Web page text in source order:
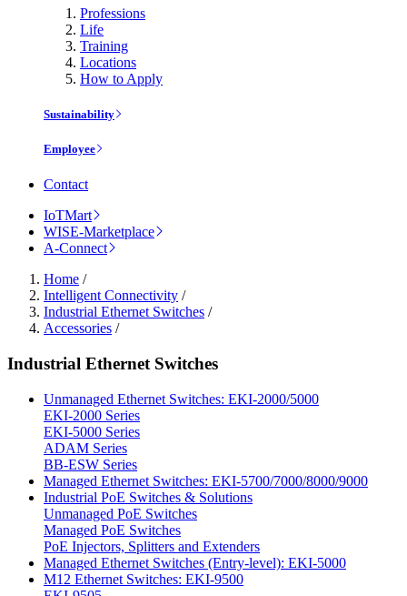
Professions
Life
Training
Locations
How to Apply
Sustainability
Employee
Contact
IoTMart
WISE-Marketplace
A-Connect
Home /
Intelligent Connectivity /
Industrial Ethernet Switches /
Accessories /
Industrial Ethernet Switches
Unmanaged Ethernet Switches: EKI-2000/5000
EKI-2000 Series
EKI-5000 Series
ADAM Series
BB-ESW Series
Managed Ethernet Switches: EKI-5700/7000/8000/9000
Industrial PoE Switches & Solutions
Unmanaged PoE Switches
Managed PoE Switches
PoE Injectors, Splitters and Extenders
Managed Ethernet Switches (Entry-level): EKI-5000
M12 Ethernet Switches: EKI-9500